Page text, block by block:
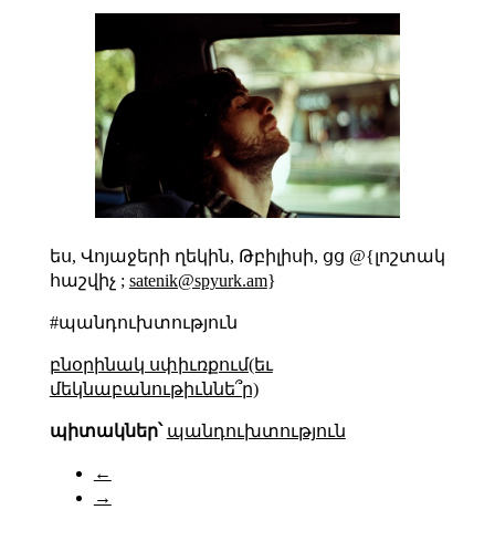
ես, Վոյաջերի ղեկին, Թբիլիսի, ցց @{լոշտակ
հաշվիչ ; satenik@spyurk.am}
#պանդուխտություն
բնօրինակ սփիւռքում(եւ
մեկնաբանութիւննե՞ր)
պիտակներ՝ պանդուխտություն
←
→